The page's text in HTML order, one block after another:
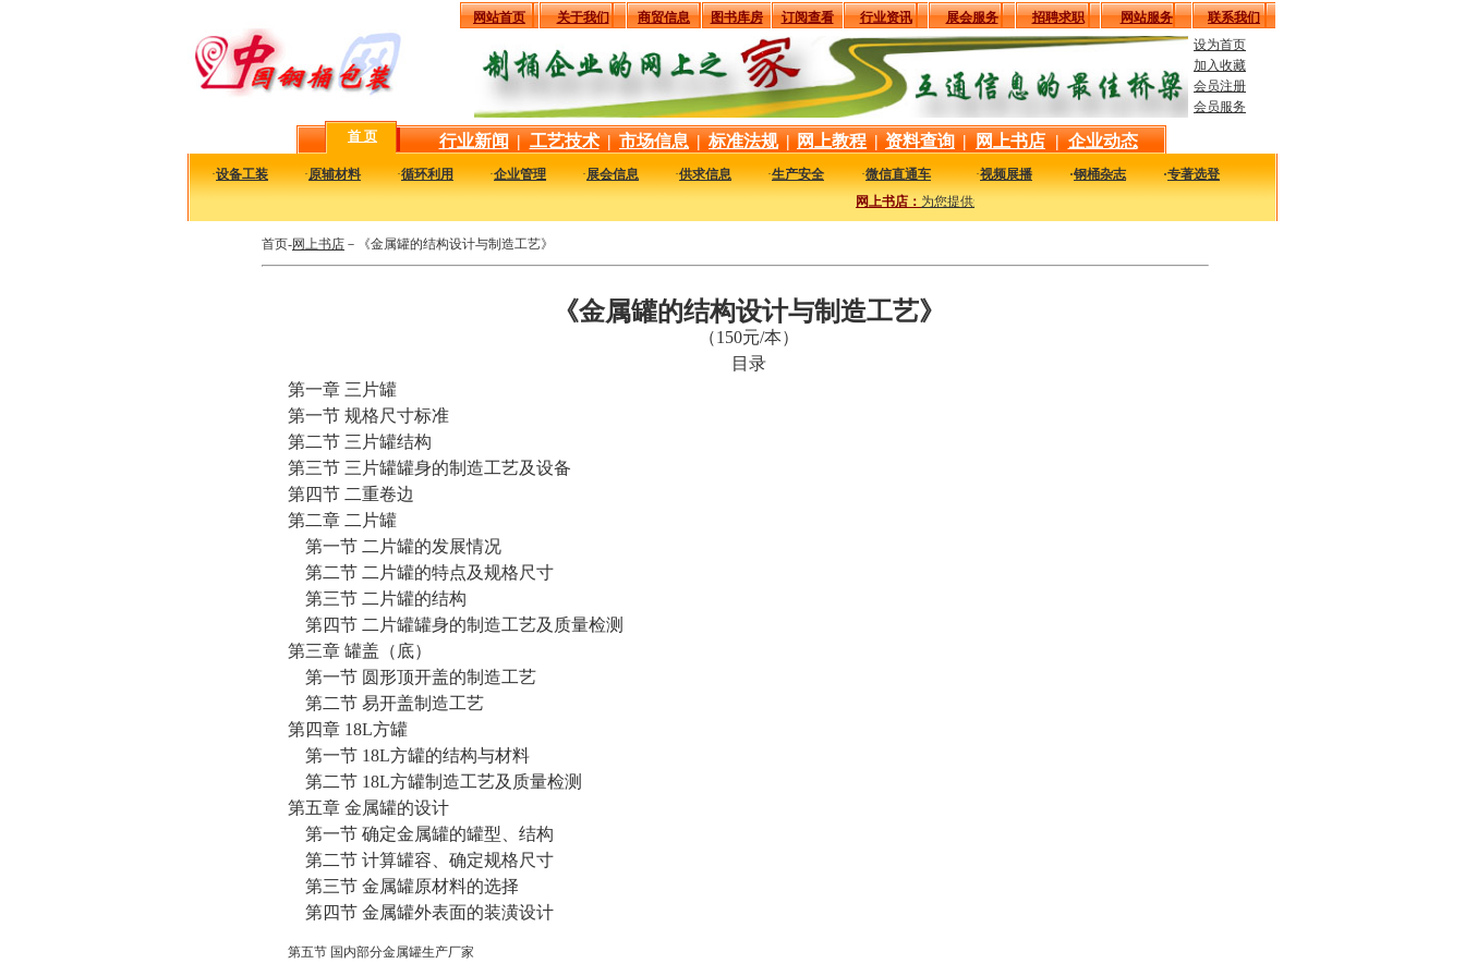
网站首页 关于我们 商贸信息 图书库房 订阅查看 行业资讯 展会服务 招聘求职 网站服务
联系我们
设为首页
加入收藏
会员注册
会员服务
首 页
行业新闻 | 工艺技术 | 市场信息 | 标准法规 | 网上教程 | 资料查询 | 网上书店 | 企业动态
·设备工装 ·原辅材料 ·循环利用 ·企业管理 ·展会信息 ·供求信息 ·生产安全 ·微信直通车 ·视频展播 ·钢桶杂志 ·专著选登
网上书店： 为您提供最新最实用的图书，包括本站编著的图书及国内各组织内部发行的重要图书，以及行
首页-网上书店 －《金属罐的结构设计与制造工艺》
《金属罐的结构设计与制造工艺》
（150元/本）
目录
第一章 三片罐
第一节 规格尺寸标准
第二节 三片罐结构
第三节 三片罐罐身的制造工艺及设备
第四节 二重卷边
第二章 二片罐
第一节 二片罐的发展情况
第二节 二片罐的特点及规格尺寸
第三节 二片罐的结构
第四节 二片罐罐身的制造工艺及质量检测
第三章 罐盖（底）
第一节 圆形顶开盖的制造工艺
第二节 易开盖制造工艺
第四章 18L方罐
第一节 18L方罐的结构与材料
第二节 18L方罐制造工艺及质量检测
第五章 金属罐的设计
第一节 确定金属罐的罐型、结构
第二节 计算罐容、确定规格尺寸
第三节 金属罐原材料的选择
第四节 金属罐外表面的装潢设计
第五节 国内部分金属罐生产厂家